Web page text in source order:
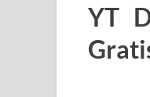
YT